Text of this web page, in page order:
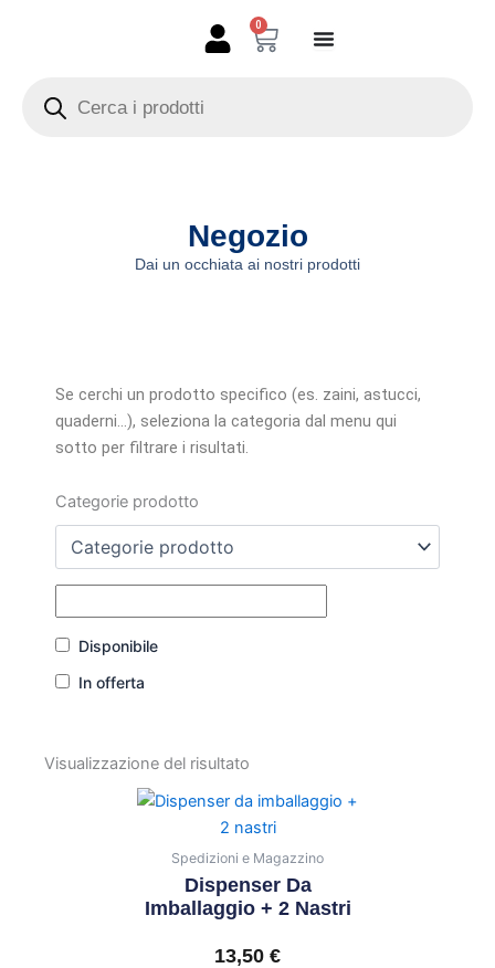
0
Carrello
search
Negozio
Dai un occhiata ai nostri prodotti
Se cerchi un prodotto specifico (es. zaini, astucci,
quaderni…), seleziona la categoria dal menu qui
sotto per filtrare i risultati.
Categorie prodotto
Disponibile
In offerta
Visualizzazione del risultato
Spedizioni e Magazzino
Dispenser Da
Imballaggio + 2 Nastri
13,50 €